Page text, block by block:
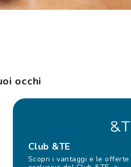
occhi
Club &TE
Scopri i vantaggi e le offerte